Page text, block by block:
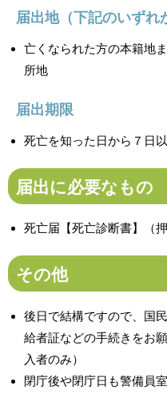
届出地（下記のいずれ
亡くなられた方の本籍地
所地
届出期限
死亡を知った日から７日以
届出に必要なもの
死亡届【死亡診断書】（押
その他
後日で結構ですので、国
給者証などの手続きをお
入者のみ）
閉庁後や閉庁日も警備員